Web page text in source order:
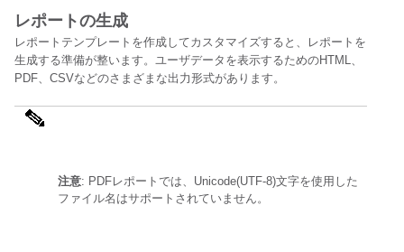
レポートの生成
レポートテンプレートを作成してカスタマイズすると、レポートを
生成する準備が整います。ユーザデータを表示するためのHTML、
PDF、CSVなどのさまざまな出力形式があります。
注意: PDFレポートでは、Unicode(UTF-8)文字を使用した
ファイル名はサポートされていません。